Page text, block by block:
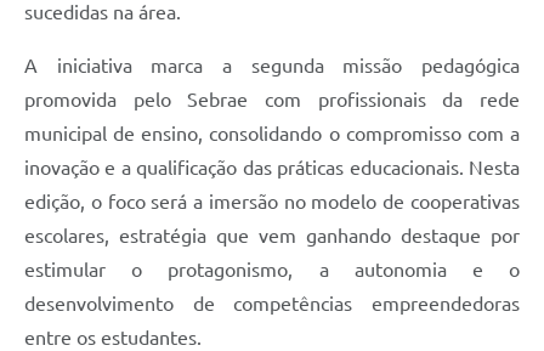
sucedidas na área.
A iniciativa marca a segunda missão pedagógica
promovida pelo Sebrae com profissionais da rede
municipal de ensino, consolidando o compromisso com a
inovação e a qualificação das práticas educacionais. Nesta
edição, o foco será a imersão no modelo de cooperativas
escolares, estratégia que vem ganhando destaque por
estimular o protagonismo, a autonomia e o
desenvolvimento de competências empreendedoras
entre os estudantes.